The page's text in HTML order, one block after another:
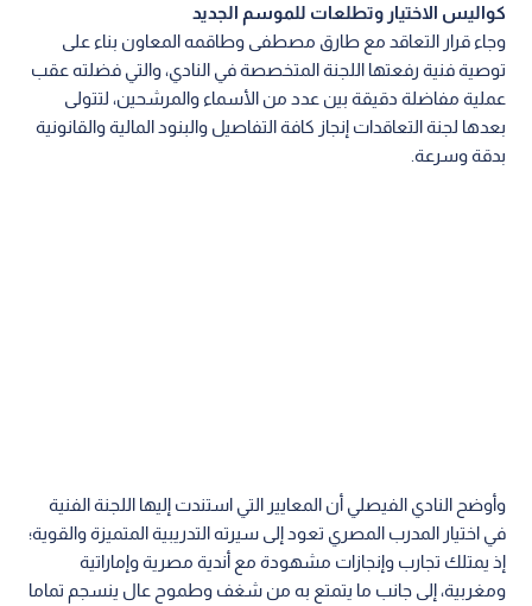
كواليس الاختيار وتطلعات للموسم الجديد
وجاء قرار التعاقد مع طارق مصطفى وطاقمه المعاون بناء على
توصية فنية رفعتها اللجنة المتخصصة في النادي، والتي فضلته عقب
عملية مفاضلة دقيقة بين عدد من الأسماء والمرشحين، لتتولى
بعدها لجنة التعاقدات إنجاز كافة التفاصيل والبنود المالية والقانونية
بدقة وسرعة.
وأوضح النادي الفيصلي أن المعايير التي استندت إليها اللجنة الفنية
في اختيار المدرب المصري تعود إلى سيرته التدريبية المتميزة والقوية؛
إذ يمتلك تجارب وإنجازات مشهودة مع أندية مصرية وإماراتية
ومغربية، إلى جانب ما يتمتع به من شغف وطموح عال ينسجم تماما